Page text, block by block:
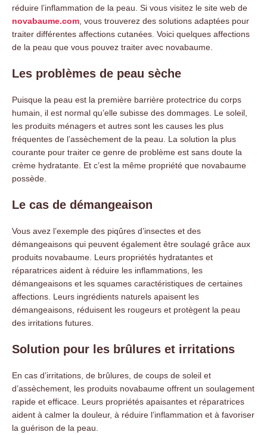
réduire l’inflammation de la peau. Si vous visitez le site web de
novabaume.com , vous trouverez des solutions adaptées pour
traiter différentes affections cutanées. Voici quelques affections
de la peau que vous pouvez traiter avec novabaume.
Les problèmes de peau sèche
Puisque la peau est la première barrière protectrice du corps
humain, il est normal qu’elle subisse des dommages. Le soleil,
les produits ménagers et autres sont les causes les plus
fréquentes de l’assèchement de la peau. La solution la plus
courante pour traiter ce genre de problème est sans doute la
crème hydratante. Et c’est la même propriété que novabaume
possède.
Le cas de démangeaison
Vous avez l’exemple des piqûres d’insectes et des
démangeaisons qui peuvent également être soulagé grâce aux
produits novabaume. Leurs propriétés hydratantes et
réparatrices aident à réduire les inflammations, les
démangeaisons et les squames caractéristiques de certaines
affections. Leurs ingrédients naturels apaisent les
démangeaisons, réduisent les rougeurs et protègent la peau
des irritations futures.
Solution pour les brûlures et irritations
En cas d’irritations, de brûlures, de coups de soleil et
d’assèchement, les produits novabaume offrent un soulagement
rapide et efficace. Leurs propriétés apaisantes et réparatrices
aident à calmer la douleur, à réduire l’inflammation et à favoriser
la guérison de la peau.